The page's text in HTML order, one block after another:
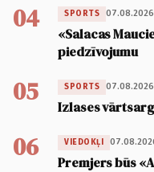
04 SPORTS
«Salacas
piedzīvojumu
05 SPORTS
Izlases
06 VIEDOKĻI
Premjers būs